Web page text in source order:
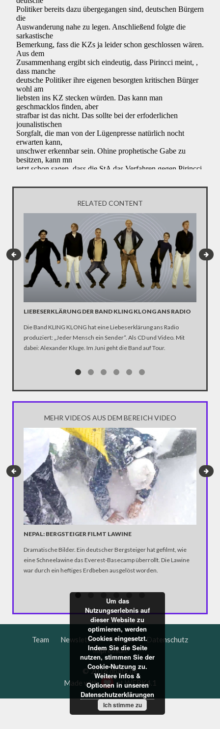
RELATED CONTENT
LIEBESERKLÄRUNG DER BAND KLING KLONG ANS RADIO
Die Band KLING KLONG hat eine Liebeserklärung ans Radio
produziert: „Jeder Mensch ein Sender“. Als CD und Video. Mit
dabei: Alexander Kluge. Im Juni geht die Band auf Tour.
MEHR VIDEOS AUS DEM BEREICH VIDEO
NEPAL: BERGSTEIGER FILMT LAWINE
Dramatische Bilder. Ein deutscher Bergsteiger hat gefilmt, wie
eine Schneelawine das Everest-Basecamp überrollt. Die Lawine
war durch ein heftiges Erdbeben ausgelöst worden.
Team Newsletter Kontakt
Datenschutz
Impressum
© 2016 dbate.de
Made with
atWERK4.1
Um das
Nutzungserlebnis auf
dieser Website zu
optimieren, werden
Cookies eingesetzt.
Indem Sie die Seite
nutzen, stimmen Sie der
Cookie-Nutzung zu.
Weitere Infos &
Optionen in unseren
Datenschutzerklärungen
Ich stimme zu